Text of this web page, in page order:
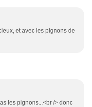
et avec les pignons de
les pignons...<br /> donc